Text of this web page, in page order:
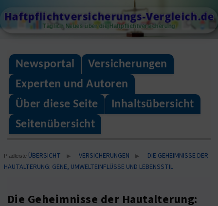
to
content
Haftpflichtversicherungs-Vergleich.de
Täglich Neues über die Haftpflichtversicherung
Newsportal
Versicherungen
Experten und Autoren
Über diese Seite
Inhaltsübersicht
Seitenübersicht
Pfadleiste ÜBERSICHT ▶ VERSICHERUNGEN ▶
DIE GEHEIMNISSE DER
HAUTALTERUNG: GENE, UMWELTEINFLÜSSE UND LEBENSSTIL
Die Geheimnisse der Hautalterung: